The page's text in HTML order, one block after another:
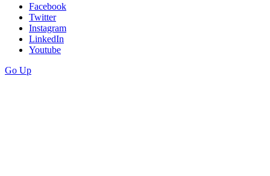
Facebook
Twitter
Instagram
LinkedIn
Youtube
Go Up